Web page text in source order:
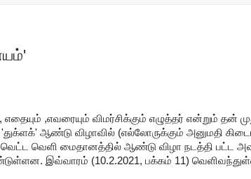
எதையும் ,எவரையும் விமர்சிக்கும் எழுத்தர் என்றும் தன்
'துக்ளக்' ஆண்டு விழாவில் (எல்லோருக்கும் அனுமதி
வெட்ட வெளி மைதானத்தில் ஆண்டு விழா நடத்தி பட்ட
இவ்வாரம் (10.2.2021, பக்கம் 11) வெளிவந்துள்ள